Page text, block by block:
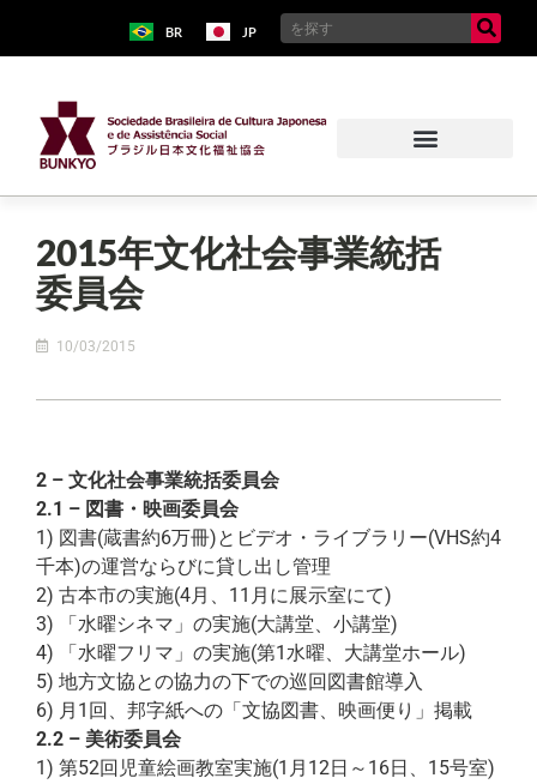
BR JP
2015年文化社会事業統括
委員会
10/03/2015
2 – 文化社会事業統括委員会
2.1 – 図書・映画委員会
1) 図書(蔵書約6万冊)とビデオ・ライブラリー(VHS約4
千本)の運営ならびに貸し出し管理
2) 古本市の実施(4月、11月に展示室にて)
3) 「水曜シネマ」の実施(大講堂、小講堂)
4) 「水曜フリマ」の実施(第1水曜、大講堂ホール)
5) 地方文協との協力の下での巡回図書館導入
6) 月1回、邦字紙への「文協図書、映画便り」掲載
2.2 – 美術委員会
1) 第52回児童絵画教室実施(1月12日～16日、15号室)